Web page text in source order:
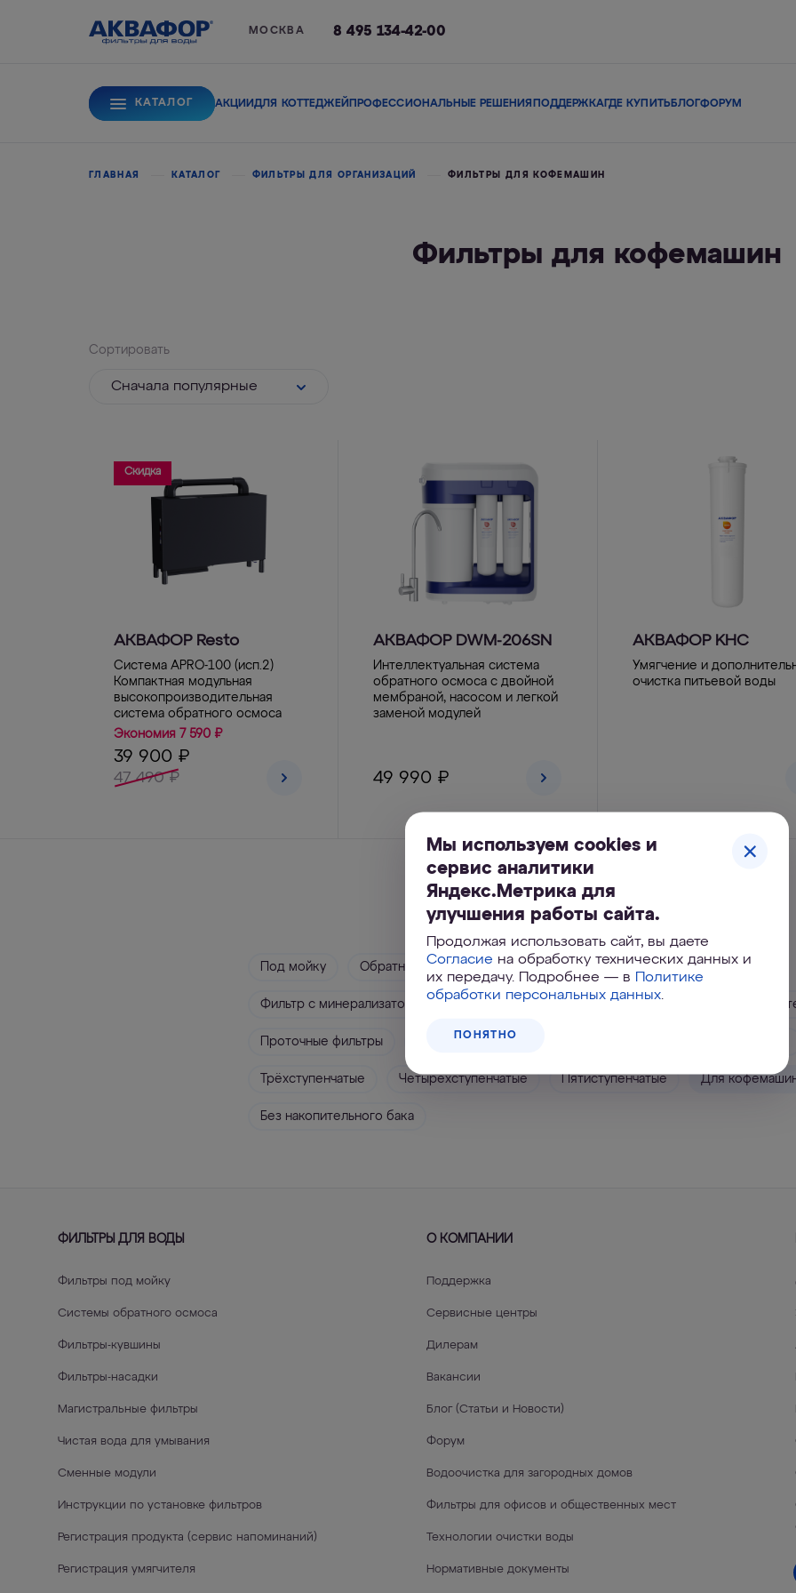
МОСКВА 8 495 134-42-00
КАТАЛОГ АКЦИИДЛЯ КОТТЕДЖЕЙ ПРОФЕССИОНАЛЬНЫЕ РЕШЕНИЯ ПОДДЕРЖКАГДЕ КУПИТЬ БЛОГФОРУМ
Для питьевой водыСменные модулиМагистральные фильтры
ГЛАВНАЯ КАТАЛОГ ФИЛЬТРЫ ДЛЯ ОРГАНИЗАЦИЙ ФИЛЬТРЫ ДЛЯ КОФЕМАШИН
Фильтры для кофемашин
Сортировать
Cначала популярные
Скидка
АКВАФОР Resto
Система APRO-100 (исп.2)
Компактная модульная
высокопроизводительная
система обратного осмоса
Экономия 7 590 ₽
39 900 ₽
47 490 ₽
АКВАФОР DWM-206SN
Интеллектуальная система
обратного осмоса с двойной
мембраной, насосом и легкой
заменой модулей
49 990 ₽
АКВАФОР KHC
Умягчение и
очистка питьевой воды
Быстрый подбор по параметрам
Под мойку Обратный осмос Для жёсткой воды Очистка от хлора
Фильтр с минерализатором От ржавой воды Обезжелезивание От
Проточные фильтры Бытовые С накопительным баком
Трёхступенчатые Четырёхступенчатые Пятиступенчатые Для
Без накопительного бака
Мы используем cookies и
сервис аналитики
Яндекс.Метрика для
улучшения работы сайта.
Продолжая использовать сайт, вы даете
Согласие на обработку технических данных и
их передачу. Подробнее — в Политике
обработки персональных данных.
ПОНЯТНО
ФИЛЬТРЫ ДЛЯ ВОДЫ
Фильтры под мойку
Системы обратного осмоса
Фильтры-кувшины
Фильтры-насадки
Магистральные фильтры
Чистая вода для умывания
Сменные модули
Инструкции по установке фильтров
Регистрация продукта (сервис напоминаний)
Регистрация умягчителя
О КОМПАНИИ
Поддержка
Сервисные центры
Дилерам
Вакансии
Блог (Статьи и Новости)
Форум
Водоочистка для загородных домов
Фильтры для офисов и общественных мест
Технологии очистки воды
Нормативные документы